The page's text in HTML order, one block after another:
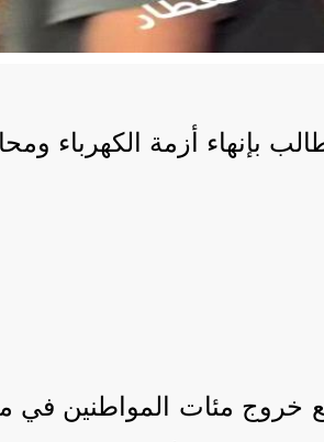
أزمة الكهرباء
مئات المواطنين في